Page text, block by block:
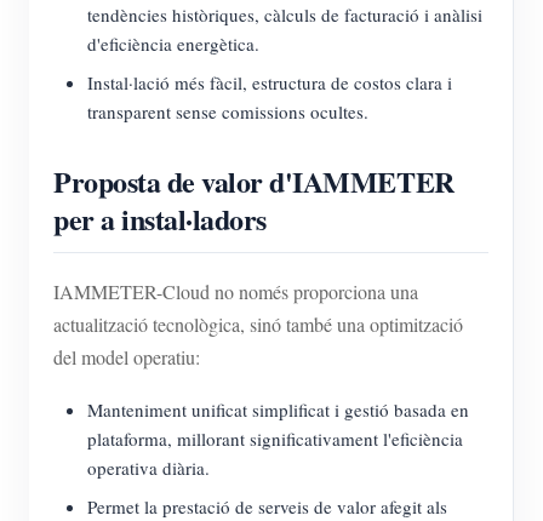
tendències històriques, càlculs de facturació i anàlisi
d'eficiència energètica.
Instal·lació més fàcil, estructura de costos clara i
transparent sense comissions ocultes.
Proposta de valor d'IAMMETER
per a instal·ladors
IAMMETER-Cloud no només proporciona una
actualització tecnològica, sinó també una optimització
del model operatiu:
Manteniment unificat simplificat i gestió basada en
plataforma, millorant significativament l'eficiència
operativa diària.
Permet la prestació de serveis de valor afegit als